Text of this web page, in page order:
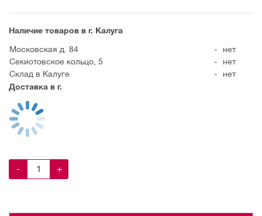
Наличие товаров в г. Калуга
Московская д. 84
-
нет
Секиотовское кольцо, 5
-
нет
Склад в Калуге
-
нет
Доставка в г.
- +